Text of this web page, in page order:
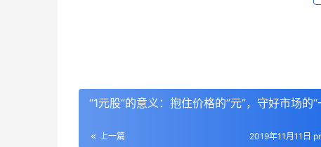
“1元股”的意义：抱住价格的“元”，守好市场的“
上一篇 2019年11月11日